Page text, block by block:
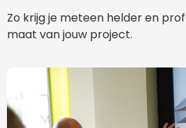
Zo krijg je meteen helder en
maat van jouw project.